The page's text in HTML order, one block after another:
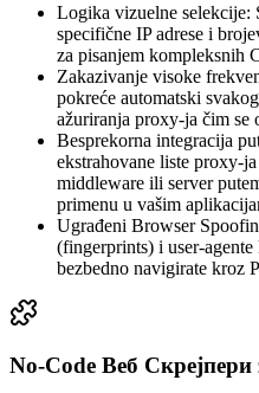
Logika vizuelne selekcije:
specifične IP adrese i
za pisanjem kompleksnih
Zakazivanje visoke
pokreće automatski
ažuriranja proxy-ja čim se
Besprekorna integracija
ekstrahovane liste proxy-
middleware ili server
primenu u vašim
Ugrađeni Browser
(fingerprints) i user-
bezbedno navigirate kroz
No-Code Веб Скрејпери